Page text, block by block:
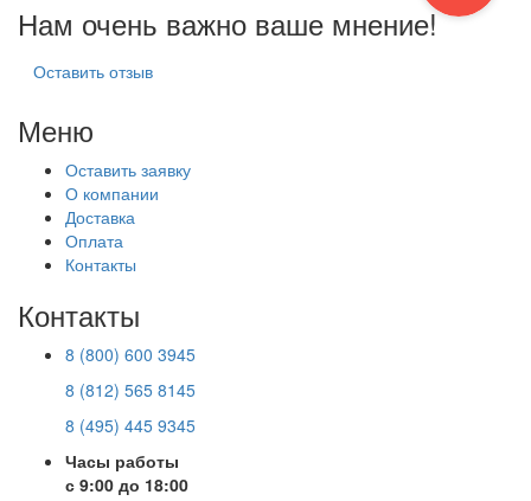
Нам очень важно ваше мнение!
Оставить отзыв
Меню
Оставить заявку
О компании
Доставка
Оплата
Контакты
Контакты
8 (800) 600 3945
8 (812) 565 8145
8 (495) 445 9345
Часы работы
с 9:00 до 18:00